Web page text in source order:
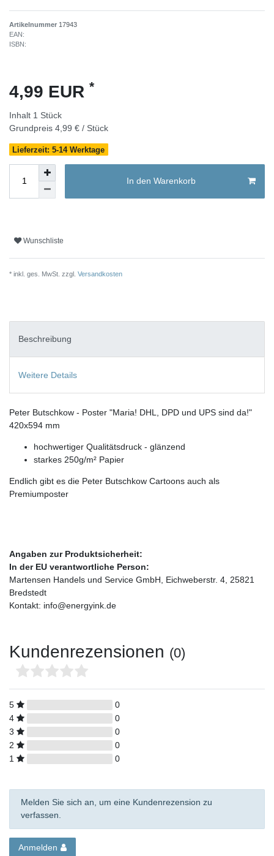
Artikelnummer 17943
EAN:
ISBN:
4,99 EUR *
Inhalt 1 Stück
Grundpreis 4,99 € / Stück
Lieferzeit: 5-14 Werktage
In den Warenkorb
Wunschliste
* inkl. ges. MwSt. zzgl. Versandkosten
Beschreibung
Weitere Details
Peter Butschkow - Poster "Maria! DHL, DPD und UPS sind da!"
420x594 mm
hochwertiger Qualitätsdruck - glänzend
starkes 250g/m² Papier
Endlich gibt es die Peter Butschkow Cartoons auch als
Premiumposter
Angaben zur Produktsicherheit:
In der EU verantwortliche Person:
Martensen Handels und Service GmbH, Eichweberstr. 4, 25821
Bredstedt
Kontakt: info@energyink.de
Kundenrezensionen (0)
5
0
4
0
3
0
2
0
1
0
Melden Sie sich an, um eine Kundenrezension zu
verfassen.
Anmelden